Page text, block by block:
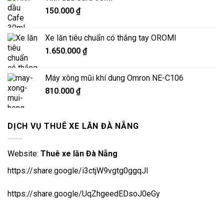
150.000 ₫
Xe lăn tiêu chuẩn có thắng tay OROMI
1.650.000 ₫
Máy xông mũi khí dung Omron NE-C106
810.000 ₫
DỊCH VỤ THUÊ XE LĂN ĐÀ NẴNG
Website: Thuê xe lăn Đà Nẵng
https://share.google/i3ctjW9vgtg0ggqJl
https://share.google/UqZhgeedEDsoJ0eGy